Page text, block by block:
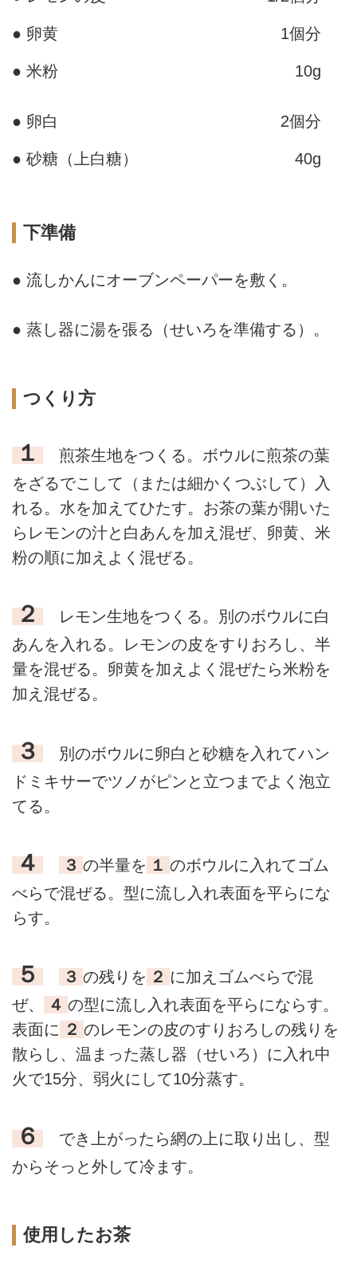
● 卵黄 1個分
● 米粉 10g
● 卵白 2個分
● 砂糖（上白糖） 40g
下準備
● 流しかんにオーブンペーパーを敷く。
● 蒸し器に湯を張る（せいろを準備する）。
つくり方
１
煎茶生地をつくる。ボウルに煎茶の葉
をざるでこして（または細かくつぶして）入
れる。水を加えてひたす。お茶の葉が開いた
らレモンの汁と白あんを加え混ぜ、卵黄、米
粉の順に加えよく混ぜる。
２
レモン生地をつくる。別のボウルに白
あんを入れる。レモンの皮をすりおろし、半
量を混ぜる。卵黄を加えよく混ぜたら米粉を
加え混ぜる。
３
別のボウルに卵白と砂糖を入れてハン
ドミキサーでツノがピンと立つまでよく泡立
てる。
４ ３ の半量を １ のボウルに入れてゴム
べらで混ぜる。型に流し入れ表面を平らにな
らす。
５ ３ の残りを ２ に加えゴムべらで混
ぜ、
４ の型に流し入れ表面を平らにならす。
表面に ２ のレモンの皮のすりおろしの残りを
散らし、温まった蒸し器（せいろ）に入れ中
火で15分、弱火にして10分蒸す。
６
でき上がったら網の上に取り出し、型
からそっと外して冷ます。
使用したお茶